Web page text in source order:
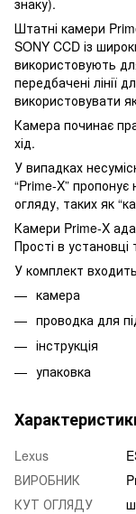
Штатні камери
SONY CCD із
використовують
передбачені лінії
використовувати
Камера починає
хід.
У випадках
“Prime-X”
огляду, таких як
Камери Prime-X
Прості в установці
У комплект
камера
проводка для
інструкція
упаковка
Lexus
ВИРОБНИК
КУТ ОГЛЯДУ